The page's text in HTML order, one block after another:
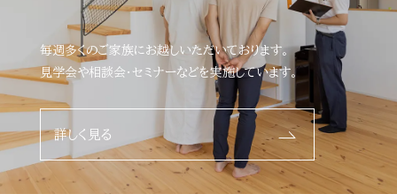
毎週多くのご家族にお越しいただいております。
見学会や相談会・セミナーなどを実施しています。
詳しく見る